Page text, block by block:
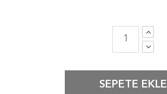
SEPETE EKLE